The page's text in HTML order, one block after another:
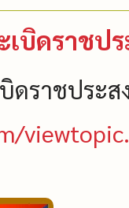
ะเบิดรา
เบิดราชปร